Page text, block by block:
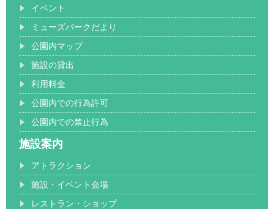
イベント
ミューズパークだより
公園内マップ
施設の貸出
利用料金
公園内での行為許可
公園内での禁止行為
施設案内
アトラクション
施設・イベント会場
レストラン・ショップ